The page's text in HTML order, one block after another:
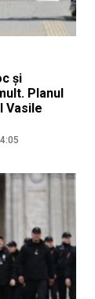
și
Planul
Vasile